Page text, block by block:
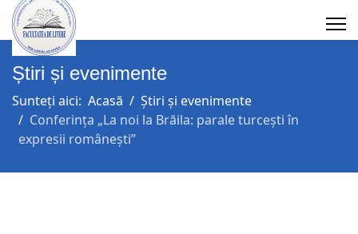
Știri și evenimente
Sunteți aici: Acasă
Știri și evenimente
Conferința „La noi la Brăila: parale turcești în
expresii românești”